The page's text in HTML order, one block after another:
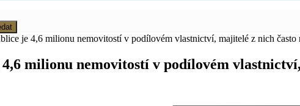
je 4,6 milionu nemovitostí v podílovém vlastnictví, majitelé z nich často
milionu nemovitostí v podílovém